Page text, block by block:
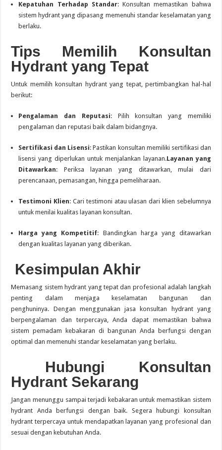
Kepatuhan Terhadap Standar:Konsultan memastikan bahwa
sistem hydrant yang dipasang memenuhi standar keselamatan yang
berlaku.
Tips Memilih Konsultan
Hydrant yang Tepat
Untuk memilih konsultan hydrant yang tepat, pertimbangkan hal-hal
berikut:
Pengalaman dan Reputasi: Pilih konsultan yang memiliki
pengalaman dan reputasi baik dalam bidangnya.
Sertifikasi dan Lisensi:Pastikan konsultan memiliki sertifikasi dan
lisensi yang diperlukan untuk menjalankan layanan.Layanan yang
Ditawarkan: Periksa layanan yang ditawarkan, mulai dari
perencanaan, pemasangan, hingga pemeliharaan.
Testimoni Klien: Cari testimoni atau ulasan dari klien sebelumnya
untuk menilai kualitas layanan konsultan.
Harga yang Kompetitif: Bandingkan harga yang ditawarkan
dengan kualitas layanan yang diberikan.
Kesimpulan Akhir
Memasang sistem hydrant yang tepat dan profesional adalah langkah
penting dalam menjaga keselamatan bangunan dan
penghuninya. Dengan menggunakan jasa konsultan hydrant yang
berpengalaman dan terpercaya, Anda dapat memastikan bahwa
sistem pemadam kebakaran di bangunan Anda berfungsi dengan
optimal dan memenuhi standar keselamatan yang berlaku.
Hubungi Konsultan
Hydrant Sekarang
Jangan menunggu sampai terjadi kebakaran untuk memastikan sistem
hydrant Anda berfungsi dengan baik. Segera hubungi konsultan
hydrant terpercaya untuk mendapatkan layanan yang profesional dan
sesuai dengan kebutuhan Anda.